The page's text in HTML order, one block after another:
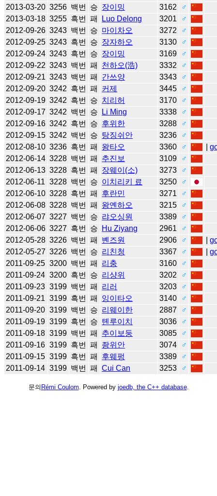
2013-03-20 3256 백번 승 장이밍 3162
♂
2013-03-18 3255 흑번 패 Luo Delong 3201
♂
2012-09-26 3243 백번 승 마이차오 3272
♂
2012-09-25 3243 흑번 승 장자하오 3130
♂
2012-09-24 3243 흑번 승 장이밍 3169
♂
2012-09-22 3243 백번 패 천하오(浩) 3332
♂
2012-09-21 3243 백번 패 간쓰양 3343
♂
2012-09-20 3242 흑번 패 커제 3445
♂
2012-09-19 3242 흑번 승 치리허 3170
♂
2012-09-17 3242 백번 승 Li Ming 3338
♂
2012-09-16 3242 흑번 승 후위한 3288
♂
2012-09-15 3242 백번 승 탕징쉬안 3236
♂
2012-08-10 3236 흑번 패 왕타오 3360 ♂ |
2012-06-14 3228 백번 패 추진보 3109
♂
2012-06-13 3228 흑번 패 장웨이(소) 3273
♂
2012-06-11 3228 백번 승 이치리키 료 3250
♂
2012-06-10 3228 흑번 패 후란민 3271
♂
2012-06-08 3228 백번 패 왕옌하오 3215
♂
2012-06-07 3227 백번 승 랴오싱원 3389
♂
2012-06-06 3227 흑번 승 Hu Ziyang 2961
♂
2012-05-28 3226 백번 패 볜즈원 2906 ♂ |
2012-05-27 3226 백번 승 리친청 3367 ♂ |
2011-09-25 3200 백번 패 리충 3160
♂
2011-09-24 3200 흑번 승 리샹위 3202
♂
2011-09-23 3199 백번 패 리러 3203
♂
2011-09-21 3199 흑번 패 잉이타오 3140
♂
2011-09-20 3199 백번 승 리웨이한 2887
♂
2011-09-19 3199 흑번 승 톈루이치 3036
♂
2011-09-18 3199 백번 패 추이보둥 3085
♂
2011-09-16 3199 흑번 패 좡위안 3074
♂
2011-09-15 3199 흑번 패 후웨펑 3389
♂
2011-09-14 3199 백번 패 Cui Can 3253 ♂
문의 Rémi Coulom . Powered by joedb, the C++ database.